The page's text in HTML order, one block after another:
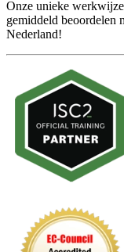
Onze unieke
gemiddeld beoordelen
Nederland!